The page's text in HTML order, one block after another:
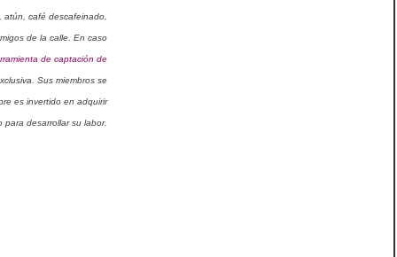
atún, café descafeinado,
de la calle. En caso
de captación de
Sus miembros se
es invertido en adquirir
para desarrollar su labor.